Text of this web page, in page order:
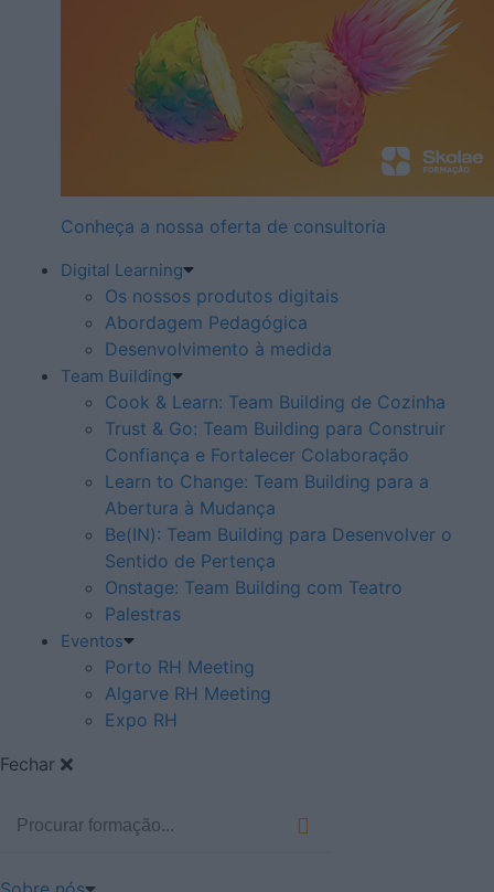
Conheça a nossa oferta de consultoria
Digital Learning
Os nossos produtos digitais
Abordagem Pedagógica
Desenvolvimento à medida
Team Building
Cook & Learn: Team Building de Cozinha
Trust & Go: Team Building para Construir
Confiança e Fortalecer Colaboração
Learn to Change: Team Building para a
Abertura à Mudança
Be(IN): Team Building para Desenvolver o
Sentido de Pertença
Onstage: Team Building com Teatro
Palestras
Eventos
Porto RH Meeting
Algarve RH Meeting
Expo RH
Fechar